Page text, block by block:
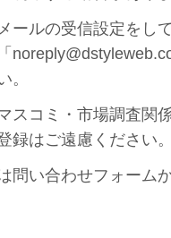
ールの受信設定をし
。
スコミ・市場調査関
録はご遠慮ください
問い合わせフォーム